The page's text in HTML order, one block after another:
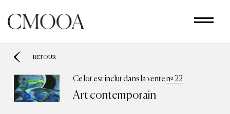
contenu
principal
RETOUR
Ce lot est inclut dans la ventenᵒ 22
Art contemporain